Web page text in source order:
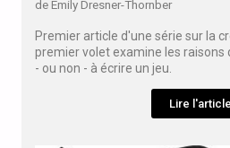
de Emily Dresner-Thornber
Premier article d'une série sur la
premier volet examine les raisons
- ou non - à écrire un jeu.
Lire l'article